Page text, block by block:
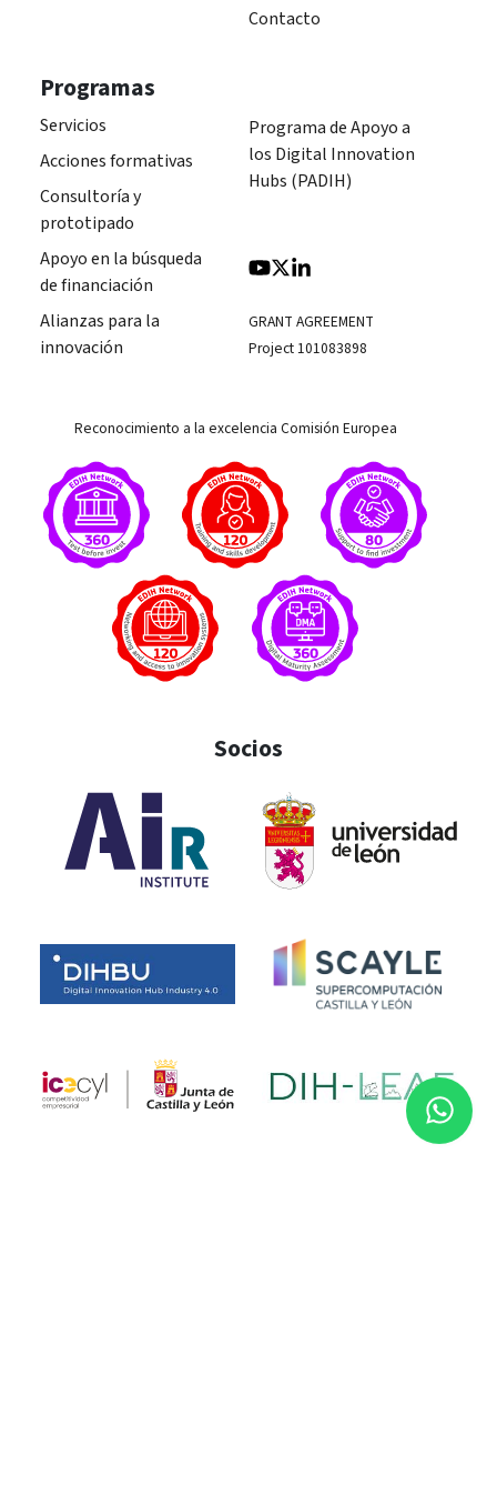
Contacto
Programas
Servicios
Acciones formativas
Consultoría y
prototipado
Apoyo en la búsqueda
de financiación
Alianzas para la
innovación
Programa de Apoyo a
los Digital Innovation
Hubs (PADIH)
GRANT AGREEMENT
Project 101083898
Reconocimiento a la excelencia Comisión Europea
Socios